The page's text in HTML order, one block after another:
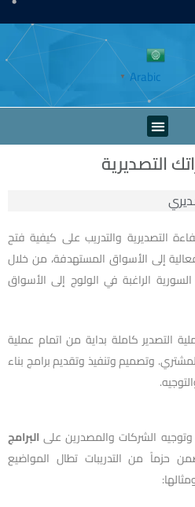
Arabic
▼
Menu
التصديرية
التصديرية والتدريب على كيفية فتح
إلى الأسواق المستهدفة، من خلال
الراغبة في الولوج إلى الأسواق
التصدير كاملة بداية من اتمام عملية
وتصميم وتنفيذ وتقديم برامج بناء
الشركات والمصدرين على البرامج
حزماً من التدريبات تطال المواضيع